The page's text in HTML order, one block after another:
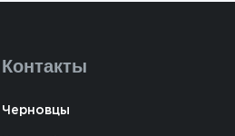
Контакты
Черновцы